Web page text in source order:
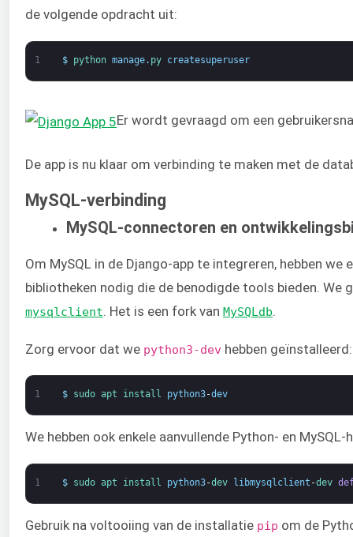
de volgende opdracht uit:
1 $ python manage. py createsuperuser
Er wordt gevraagd om een
De app is nu klaar om verbinding te maken met de
MySQL-verbinding
MySQL-connectoren en
Om MySQL in de Django-app te integreren, hebben we
bibliotheken nodig die de benodigde tools bieden. We
mysqlclient . Het is een fork van MySQLdb
Zorg ervoor dat we python3-dev hebben geïnstalleerd:
1 $ sudo apt install python3-dev
We hebben ook enkele aanvullende Python- en
1 $ sudo apt install python3-dev libmysqlclient -dev
Gebruik na voltooiing van de installatie pip om de